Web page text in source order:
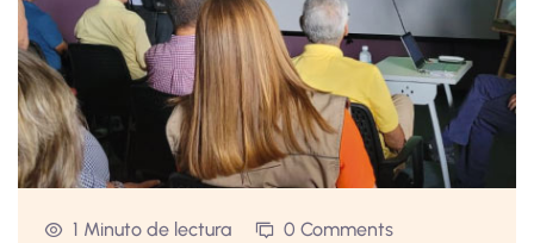
1 Minuto de lectura
0 Comments